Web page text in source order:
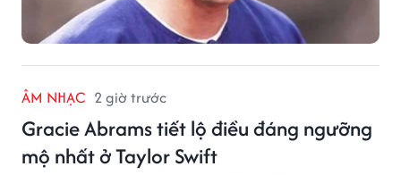
ÂM NHẠC 2 giờ trước
Gracie Abrams tiết lộ điều đáng ngưỡng
mộ nhất ở Taylor Swift